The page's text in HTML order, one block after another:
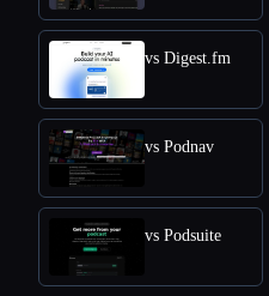
vs Digest.fm
vs Podnav
vs Podsuite